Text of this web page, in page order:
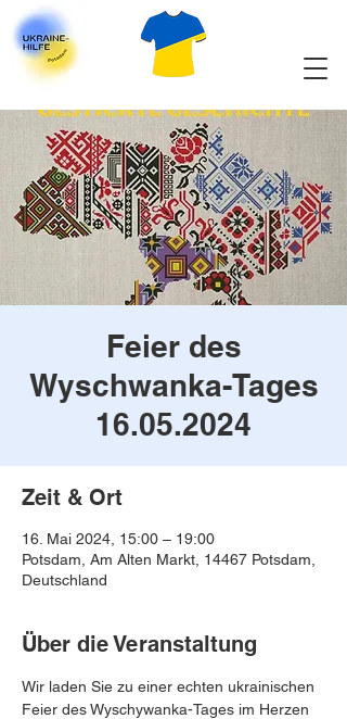
Feier des
Wyschwanka-Tages
16.05.2024
Zeit & Ort
16. Mai 2024, 15:00 – 19:00
Potsdam, Am Alten Markt, 14467 Potsdam,
Deutschland
Über die Veranstaltung
Wir laden Sie zu einer echten ukrainischen
Feier des Wyschywanka-Tages im Herzen